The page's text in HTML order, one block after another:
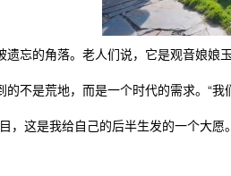
遗忘的角落。老人们说，它是观音娘娘
的不是荒地，而是一个时代的需求。“
，这是我给自己的后半生发的一个大愿